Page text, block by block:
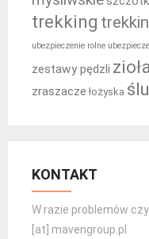
trekking
ubezpieczenie rolne
zestawy pędzli zioła
zraszacze łożyska
KONTAKT
W razie problemów
[at] mavengroup.pl